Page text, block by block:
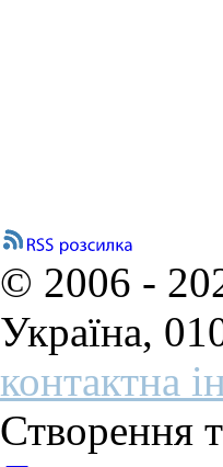
© 2006 -
Україна,
контактна
Створення